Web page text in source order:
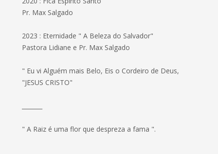
Pr. Max Salgado
2023 : Eternidade " A Beleza do Salvador"
Pastora Lidiane e Pr. Max Salgado
" Eu vi Alguém mais Belo, Eis o Cordeiro de Deus,
"JESUS CRISTO"
" A Raiz é uma flor que despreza a fama ".